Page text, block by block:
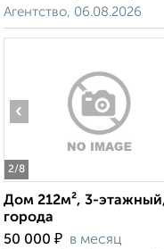
Агентство, 06.08.2026
2/8
‹
Дом 212м², 3-
города
50 000 ₽ в месяц